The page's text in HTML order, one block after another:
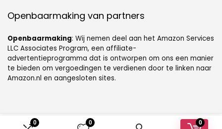
0 0 0
Openbaarmaking van partners
Openbaarmaking: Wij nemen deel aan het Amazon Services
LLC Associates Program, een affiliate-
advertentieprogramma dat is ontworpen om ons een manier
te bieden om vergoedingen te verdienen door te linken naar
Amazon.nl en aangesloten sites.